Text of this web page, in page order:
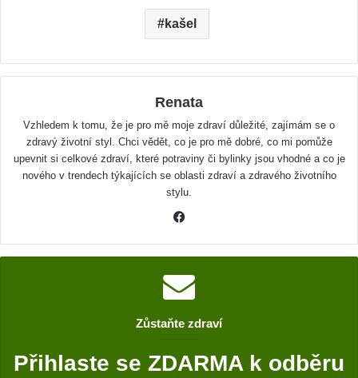
kašel
Renata
Vzhledem k tomu, že je pro mě moje zdraví důležité, zajímám se o
zdravý životní styl. Chci vědět, co je pro mě dobré, co mi pomůže
upevnit si celkové zdraví, které potraviny či bylinky jsou vhodné a co je
nového v trendech týkajících se oblasti zdraví a zdravého životního
stylu.
c
e
b
Zůstaňte zdraví
Přihlaste se ZDARMA k odběru